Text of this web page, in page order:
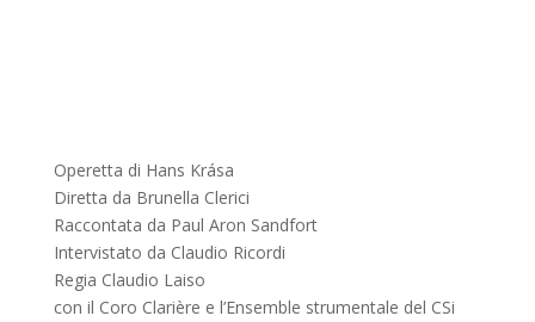
Operetta di Hans Krása
Diretta da Brunella Clerici
Raccontata da Paul Aron Sandfort
Intervistato da Claudio Ricordi
Regia Claudio Laiso
con il Coro Clarière e l’Ensemble strumentale del CSi